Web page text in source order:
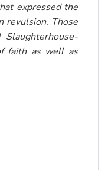
expressed the
revulsion. Those
faith as well as